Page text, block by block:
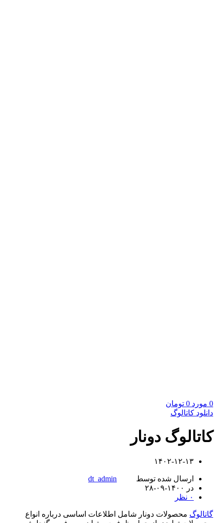
0 مورد 0 تومان
دانلود کاتالوگ
کاتالوگ دونار
۱۴۰۲-۱۲-۱۳
ارسال شده توسط
dt_admin
در ۱۴۰۰-۰۹-۲۸
۰ نظر
گاتالوگ محصولات دونار شامل اطلاعات اساسی درباره انواع